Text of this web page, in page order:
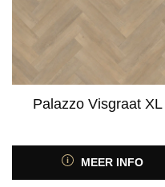
Palazzo Visgraat XL
MEER INFO